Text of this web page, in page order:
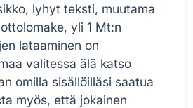
lyhyt teksti, muutama
yli 1 Mt:n
lataaminen on
valitessa älä katso
omilla sisällöilläsi saatua
myös, että jokainen